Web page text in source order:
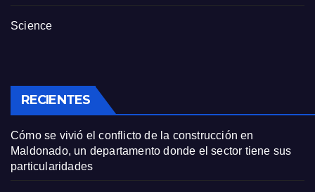
Science
RECIENTES
Cómo se vivió el conflicto de la construcción en
Maldonado, un departamento donde el sector tiene sus
particularidades